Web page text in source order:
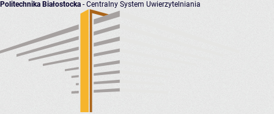
Politechnika Białostocka - Centralny System Uwierzytelniania